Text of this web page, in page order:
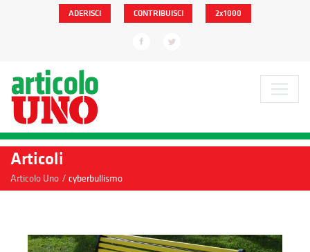
ADERISCI CONTRIBUISCI 2x1000
Articoli
Articolo Uno / cyberbullismo